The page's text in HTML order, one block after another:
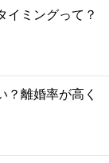
イミングって？
離婚率が高く